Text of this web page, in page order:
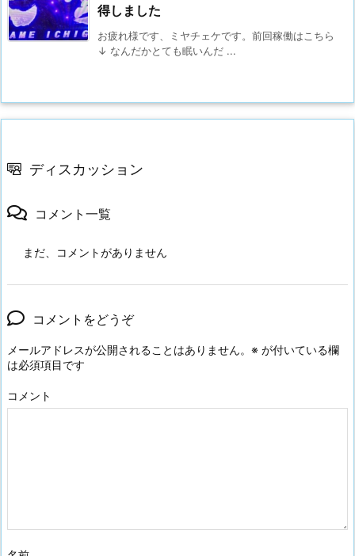
得しました
お疲れ様です、ミヤチェケです。前回稼働はこちら
↓ なんだかとても眠いんだ ...
ディスカッション
コメント一覧
まだ、コメントがありません
コメントをどうぞ
メールアドレスが公開されることはありません。 ※ が付いている欄
は必須項目です
コメント